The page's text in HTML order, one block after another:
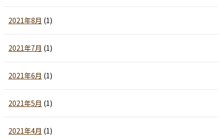
2021年8月 (1)
2021年7月 (1)
2021年6月 (1)
2021年5月 (1)
2021年4月 (1)